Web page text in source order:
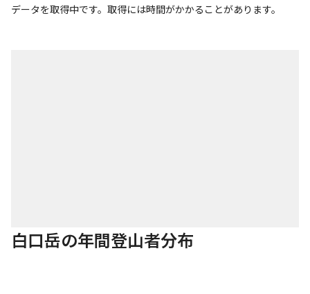
データを取得中です。取得には時間がかかることがあります。
白口岳の年間登山者分布